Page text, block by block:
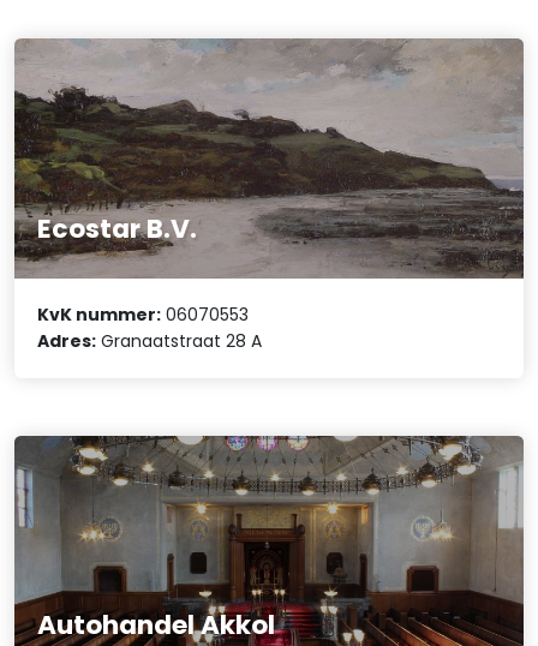
Ecostar B.V.
KvK nummer: 06070553
Adres: Granaatstraat 28 A
Autohandel Akkol